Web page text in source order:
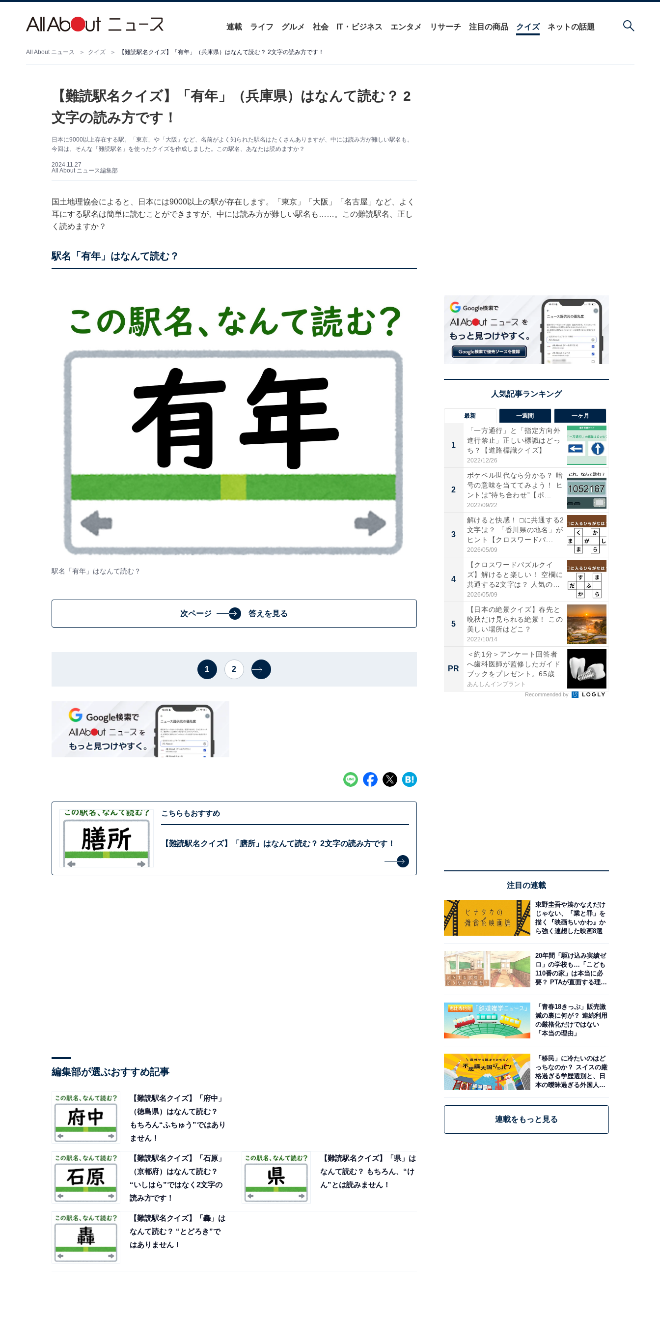
連載 ライフ グルメ 社会 IT・ビジネス エンタメ リサーチ 注目の商品 クイズ ネットの話題
All About ニュース クイズ 【難読駅名クイズ】「有年」（兵庫県）はなんて読む？ 2文字の読み方です！
【難読駅名クイズ】「有年」（兵庫県）はなんて読む？ 2
文字の読み方です！
日本に9000以上存在する駅。「東京」や「大阪」など、名前がよく知られた駅名はたくさんありますが、中には読み方が難しい駅名も。
今回は、そんな「難読駅名」を使ったクイズを作成しました。この駅名、あなたは読めますか？
2024.11.27
All About ニュース編集部
国土地理協会によると、日本には9000以上の駅が存在します。「東京」「大阪」「名古屋」など、よく
耳にする駅名は簡単に読むことができますが、中には読み方が難しい駅名も……。この難読駅名、正し
く読めますか？
駅名「有年」はなんて読む？
駅名「有年」はなんて読む？
次ページ 答えを見る
1 2
こちらもおすすめ
【難読駅名クイズ】「膳所」はなんて読む？ 2文字の読み方です！
編集部が選ぶおすすめ記事
【難読駅名クイズ】「府中」
（徳島県）はなんて読む？
もちろん“ふちゅう”ではあり
ません！
【難読駅名クイズ】「石原」
（京都府）はなんて読む？
“いしはら”ではなく2文字の
読み方です！
【難読駅名クイズ】「県」は
なんて読む？ もちろん、“け
ん”とは読みません！
【難読駅名クイズ】「轟」は
なんて読む？ “とどろき”で
はありません！
最新 一週間 一ヶ月
1
「一方通行」と「指定方向外
進行禁止」正しい標識はどっ
ち？【道路標識クイズ】
2022/12/26
2
ポケベル世代なら分かる？ 暗
号の意味を当ててみよう！ ヒ
ントは“待ち合わせ”【ポ...
2022/09/22
3
解けると快感！ □に共通する2
文字は？ 「香川県の地名」が
ヒント【クロスワードパ...
2026/05/09
4
【クロスワードパズルクイ
ズ】解けると楽しい！ 空欄に
共通する2文字は？ 人気の
和...
2026/05/09
5
【日本の絶景クイズ】春先と
晩秋だけ見られる絶景！ この
美しい場所はどこ？
2022/10/14
PR
＜約1分＞アンケート回答者
へ歯科医師が監修したガイド
ブックをプレゼント。65歳
以...
あんしんインプラント
Recommended by
注目の連載
東野圭吾や湊かなえだけ
じゃない、「業と罪」を
描く『映画ちいかわ』か
ら強く連想した映画8選
20年間「駆け込み実績ゼ
ロ」の学校も…「こども
110番の家」は本当に必
要？ PTAが直面する理想
「青春18きっぷ」販売激
減の裏に何が？ 連続利用
の厳格化だけではない
「本当の理由」
「移民」に冷たいのはど
っちなのか？ スイスの厳
格過ぎる学歴選別と、日
本の曖昧過ぎる外国人政
連載をもっと見る